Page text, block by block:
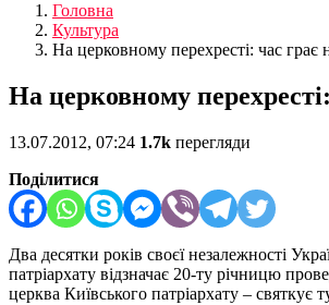
Головна
Культура
На церковному перехресті: час грає
На церковному
13.07.2012, 07:24 1.7k перегляди
Поділитися
Два десятки років своєї незалежності
патріархату відзначає 20-ту річницю
церква Київського патріархату –